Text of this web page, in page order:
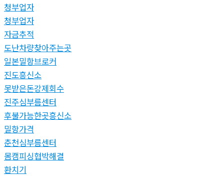
청부업자
청부업자
자금추적
도난차량찾아주는곳
일본밀항브로커
진도흥신소
못받은돈강제회수
진주심부름센터
후불가능한곳흥신소
밀항가격
춘천심부름센터
몸캠피싱협박해결
환치기